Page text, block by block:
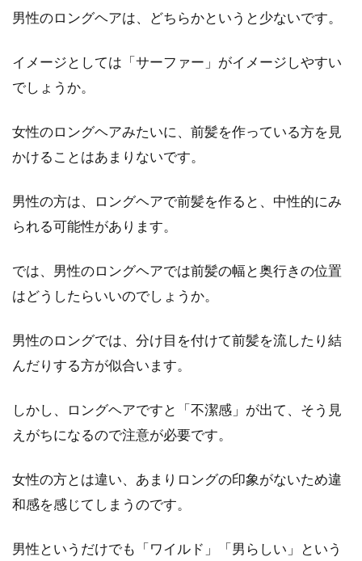
男性のロングヘアは、どちらかというと少ないです。
イメージとしては「サーファー」がイメージしやすい
でしょうか。
女性のロングヘアみたいに、前髪を作っている方を見
かけることはあまりないです。
男性の方は、ロングヘアで前髪を作ると、中性的にみ
られる可能性があります。
では、男性のロングヘアでは前髪の幅と奥行きの位置
はどうしたらいいのでしょうか。
男性のロングでは、分け目を付けて前髪を流したり結
んだりする方が似合います。
しかし、ロングヘアですと「不潔感」が出て、そう見
えがちになるので注意が必要です。
女性の方とは違い、あまりロングの印象がないため違
和感を感じてしまうのです。
男性というだけでも「ワイルド」「男らしい」という